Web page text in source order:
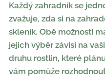
Každý zahradník se
zvažuje, zda si na
skleník. Obě možnosti
jejich výběr závisí na
druhu rostlin, které
vám pomůže